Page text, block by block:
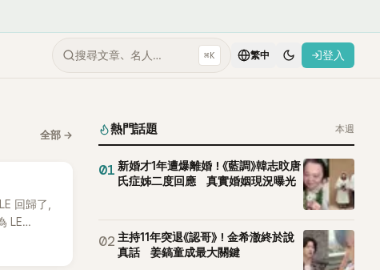
搜尋文章、名人… ⌘K 繁中 登入
全部 →
回歸了，
LE
。
熱門話題 本週
01 新婚才1年遭爆離婚！《藍調》韓志旼唐
氏症姊二度回應 真實婚姻現況曝光
02 主持11年突退《認哥》！金希澈終於說
真話 姜鎬童成最大關鍵